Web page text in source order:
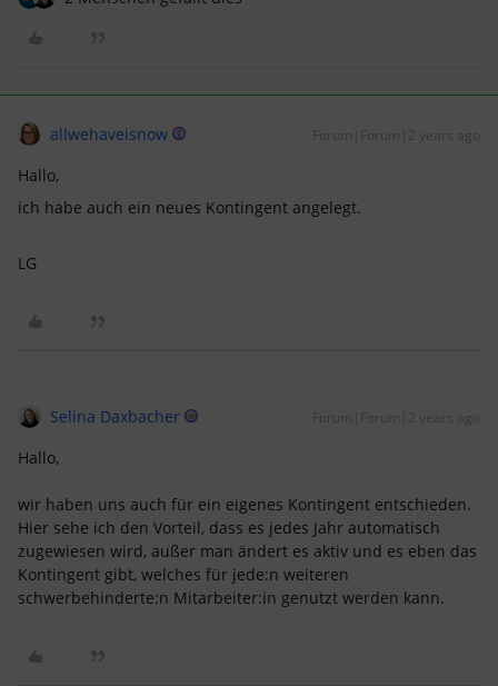
allwehaveisnow Forum|Forum|2 years ago
Hallo,
ich habe auch ein neues Kontingent angelegt.
LG
Selina Daxbacher Forum|Forum|2 years ago
Hallo,
wir haben uns auch für ein eigenes Kontingent entschieden.
Hier sehe ich den Vorteil, dass es jedes Jahr automatisch
zugewiesen wird, außer man ändert es aktiv und es eben das
Kontingent gibt, welches für jede:n weiteren
schwerbehinderte:n Mitarbeiter:in genutzt werden kann.